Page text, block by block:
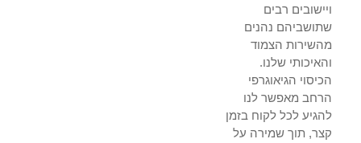
ויישובים רבים
שתושביהם נהנים
מהשירות הצמוד
והאיכותי שלנו.
הכיסוי הגיאוגרפי
הרחב מאפשר לנו
להגיע לכל לקוח בזמן
קצר, תוך שמירה על